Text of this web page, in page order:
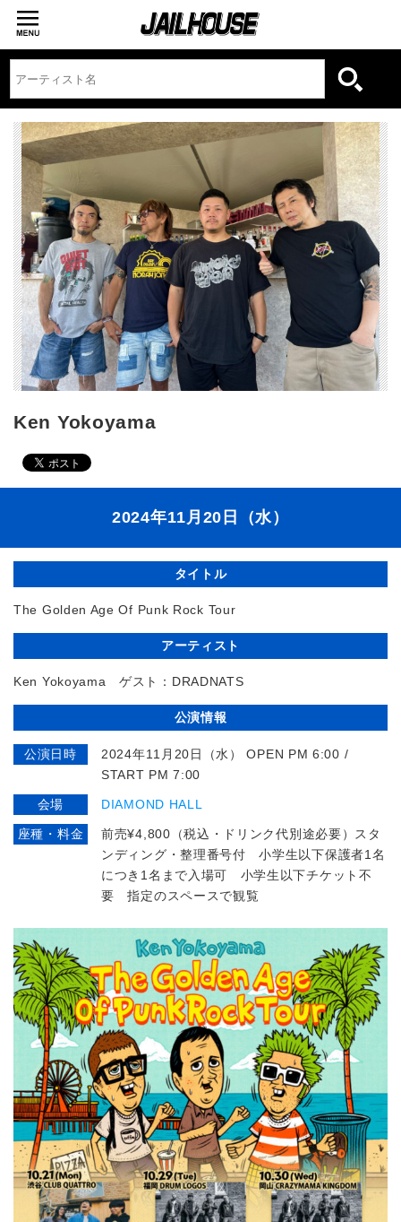
Ken Yokoyama
2024年11月20日（水）
タイトル
The Golden Age Of Punk Rock Tour
アーティスト
Ken Yokoyama ゲスト：DRADNATS
公演情報
公演日時
2024年11月20日（水） OPEN PM 6:00 /
START PM 7:00
会場 DIAMOND HALL
座種・料金
前売¥4,800（税込・ドリンク代別途必要）スタ
ンディング・整理番号付 小学生以下保護者1名
につき1名まで入場可 小学生以下チケット不
要 指定のスペースで観覧